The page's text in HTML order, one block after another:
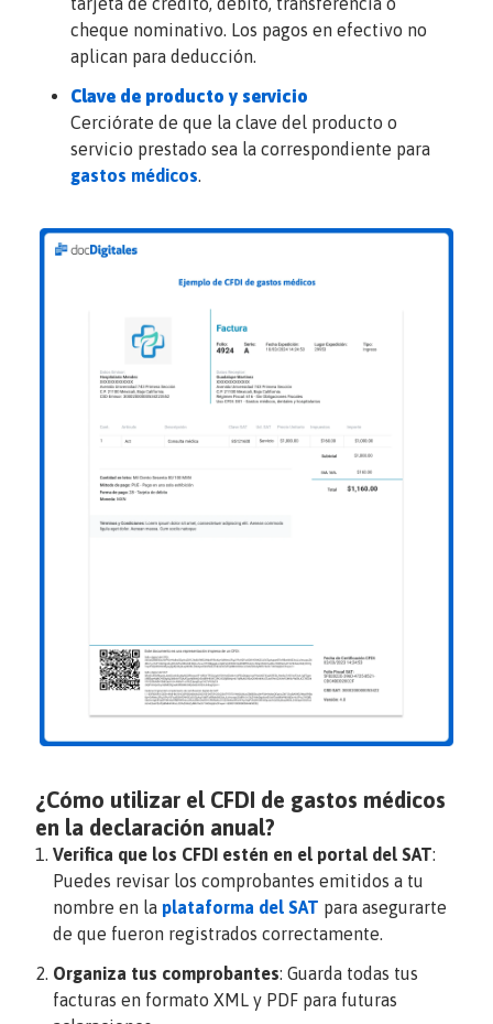
cheque nominativo. Los pagos en efectivo no
aplican para deducción.
Clave de producto y servicio
Cerciórate de que la clave del producto o
servicio prestado sea la correspondiente para
gastos médicos.
¿Cómo utilizar el CFDI de gastos médicos
en la declaración anual?
Verifica que los CFDI estén en el portal del SAT:
Puedes revisar los comprobantes emitidos a tu
nombre en la plataforma del SAT para asegurarte
de que fueron registrados correctamente.
Organiza tus comprobantes: Guarda todas tus
facturas en formato XML y PDF para futuras